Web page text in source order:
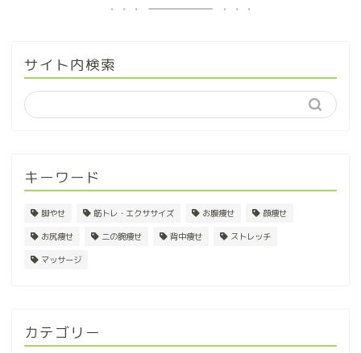
サイト内検索
キーワード
脚やせ 筋トレ・エクササイズ お腹痩せ 顔痩せ
お尻痩せ 二の腕痩せ 背中痩せ ストレッチ
マッサージ
カテゴリー